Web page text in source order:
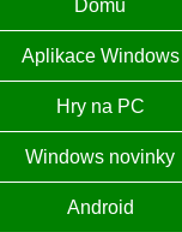
Domů
Aplikace Windows
Hry na PC
Windows novinky
Android